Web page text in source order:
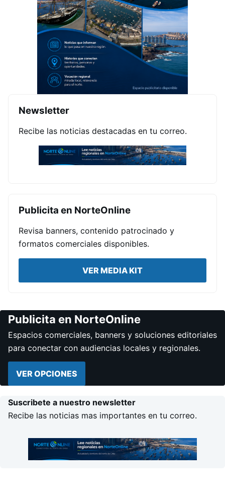
Newsletter
Recibe las noticias destacadas en tu correo.
Publicita en NorteOnline
Revisa banners, contenido patrocinado y
formatos comerciales disponibles.
VER MEDIA KIT
Publicita en NorteOnline
Espacios comerciales, banners y soluciones editoriales
para conectar con audiencias locales y regionales.
VER OPCIONES
Suscribete a nuestro newsletter
Recibe las noticias mas importantes en tu correo.